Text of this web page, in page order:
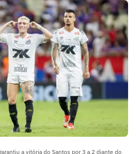
a vitória do Santos por 3 a 2 diante do